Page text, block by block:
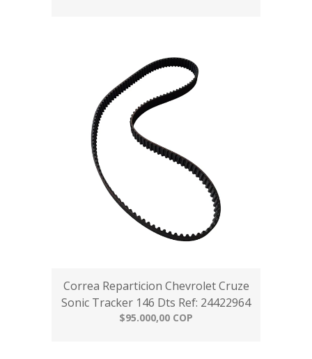
Correa Reparticion Chevrolet Cruze
Sonic Tracker 146 Dts Ref: 24422964
$95.000,00 COP